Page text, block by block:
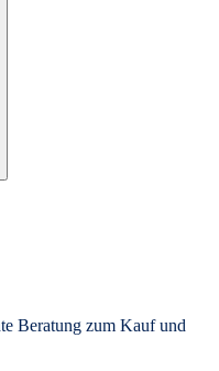
Beratung zum Kauf und